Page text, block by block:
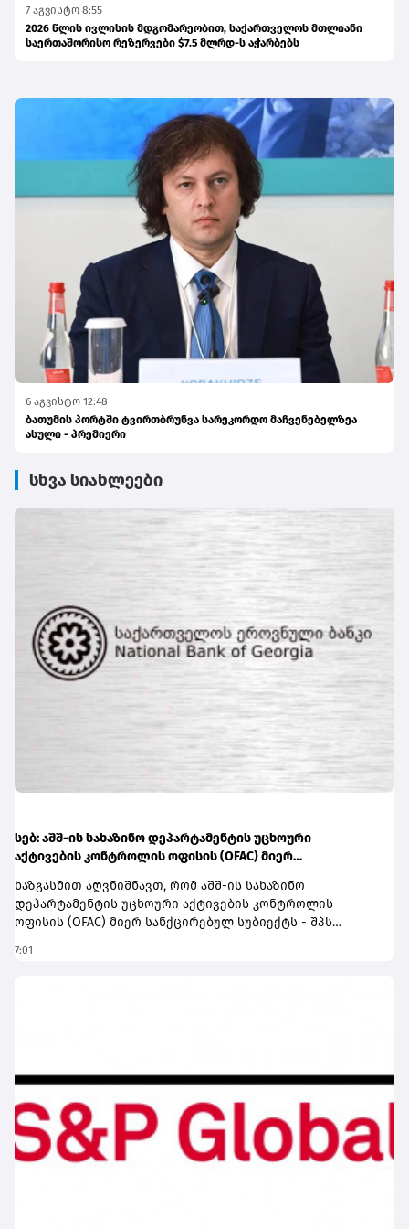
7 აგვისტო 8:55
2026 წლის ივლისის მდგომარეობით, საქართველოს მთლიანი
საერთაშორისო რეზერვები $7.5 მლრდ-ს აჭარბებს
6 აგვისტო 12:48
ბათუმის პორტში ტვირთბრუნვა სარეკორდო მაჩვენებელზეა
ასული - პრემიერი
სხვა სიახლეები
სებ: აშშ-ის სახაზინო დეპარტამენტის უცხოური
აქტივების კონტროლის ოფისის (OFAC) მიერ
ეროვნული ბანკის რეგულირებულ სუბიექტს
ხაზგასმით აღვნიშნავთ, რომ აშშ-ის სახაზინო
დეპარტამენტის უცხოური აქტივების კონტროლის
ოფისის (OFAC) მიერ სანქცირებულ სუბიექტს - შპს
მომსახურების პროვაიდერად რეგისტრაციის თაობაზე
ბანკის მარეგულირებელი ჩარჩო აწესებს ბაზარზე
შესვლისა და ოპერირების მკაცრ მოთხოვნებს და
წარმოადგენს მნიშვნელოვან ფილტრს უკანონო
საქმიანობასთან დაკავშირებული
სუბიექტებისთვის.ამასთან, ეროვნული ბანკის მიერ
7:01